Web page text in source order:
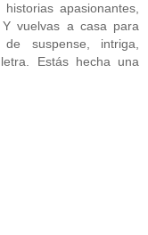
apasionantes,
vuelvas a casa para
suspense, intriga,
Estás hecha una